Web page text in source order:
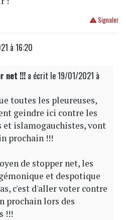
Signaler
à 16:20
net !!!a écrit le 19/01/2021 à
toutes les pleureuses,
geindre ici contre les
et islamogauchistes, vont
prochain !!!
de stopper net, les
et despotique
c'est d'aller voter contre
prochain lors des
!!!